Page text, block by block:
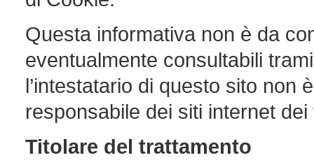
Questa informativa non è da
eventualmente consultabili
l’intestatario di questo sito non
responsabile dei siti internet dei
Titolare del trattamento